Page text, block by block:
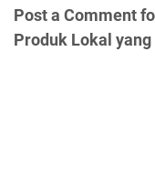
Post a Comment
Produk Lokal